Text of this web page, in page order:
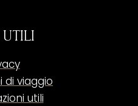
di viaggio
utili